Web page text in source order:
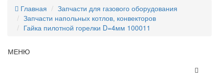
Главная
Запчасти для газового оборудования
Запчасти напольных котлов, конвекторов
Гайка пилотной горелки D=4мм 100011
МЕНЮ